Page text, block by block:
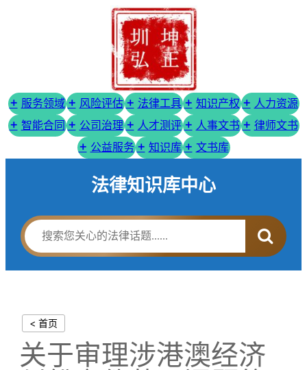
服务领域 风险评估 法律工具 知识产权
人力资源
智能合同
公司治理 人才测评 人事文书
律师文书
公益服务
知识库 文书库
法律知识库中心
< 首页
关于审理涉港澳经济